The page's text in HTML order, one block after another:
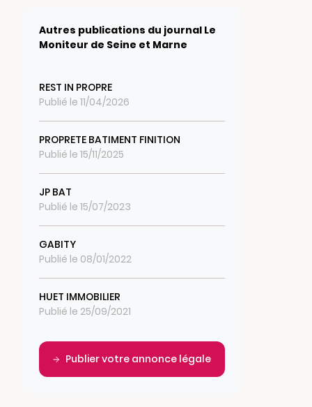
Autres publications du journal Le
Moniteur de Seine et Marne
REST IN PROPRE
Publié le 11/04/2026
PROPRETE BATIMENT FINITION
Publié le 15/11/2025
JP BAT
Publié le 15/07/2023
GABITY
Publié le 08/01/2022
HUET IMMOBILIER
Publié le 25/09/2021
Publier votre annonce légale